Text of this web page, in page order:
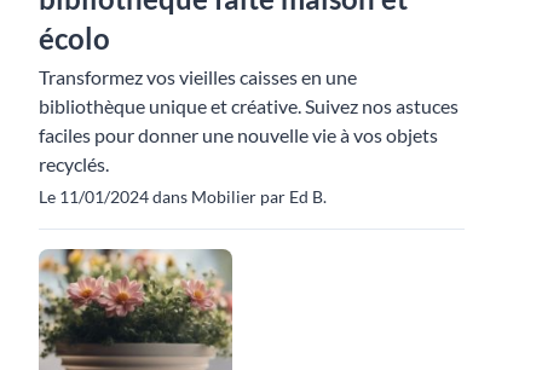
écolo
Transformez vos vieilles caisses en une
bibliothèque unique et créative. Suivez nos astuces
faciles pour donner une nouvelle vie à vos objets
recyclés.
Le 11/01/2024 dans Mobilier par Ed B.